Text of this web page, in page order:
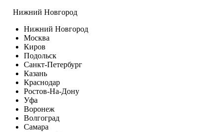
Нижний Новгород
Нижний Новгород
Москва
Киров
Подольск
Санкт-Петербург
Казань
Краснодар
Ростов-На-Дону
Уфа
Воронеж
Волгоград
Самара